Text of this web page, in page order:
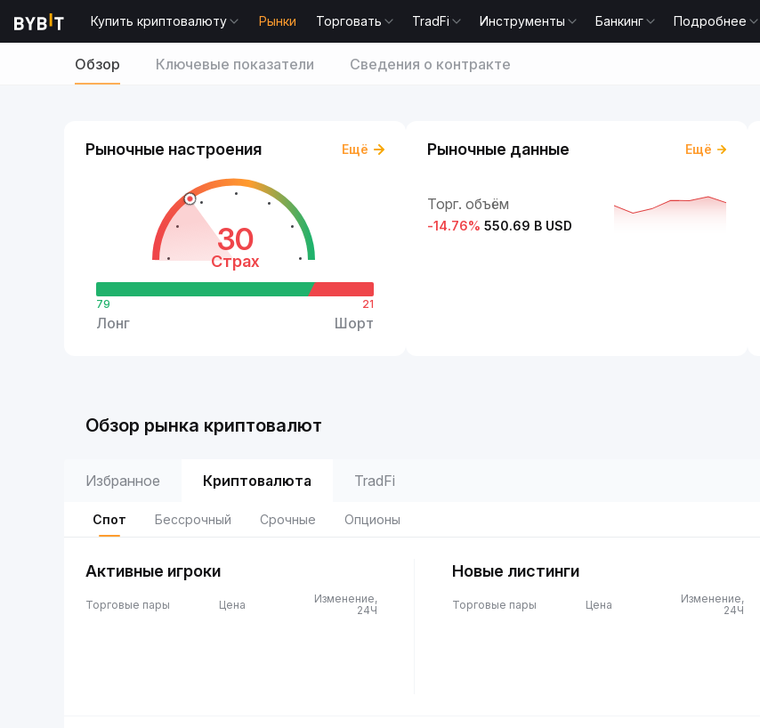
Купить криптовалюту Рынки Торговать TradFi Инструменты Банкинг Подробнее
Обзор Ключевые показатели Сведения о контракте
Рыночные настроения Ещё
30
Страх
79
Лонг
21
Шорт
Рыночные данные Ещё
Торг. объём
-14.76% 550.69 B USD
Обзор рынка криптовалют
Избранное Криптовалюта TradFi
Спот Бессрочный Срочные Опционы
Активные игроки
Торговые пары Цена
Изменение,
24Ч
Новые листинги
Торговые пары Цена
Изменение,
24Ч